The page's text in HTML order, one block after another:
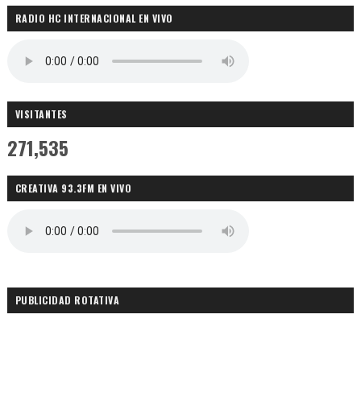
RADIO HC INTERNACIONAL EN VIVO
VISITANTES
271,535
CREATIVA 93.3FM EN VIVO
PUBLICIDAD ROTATIVA